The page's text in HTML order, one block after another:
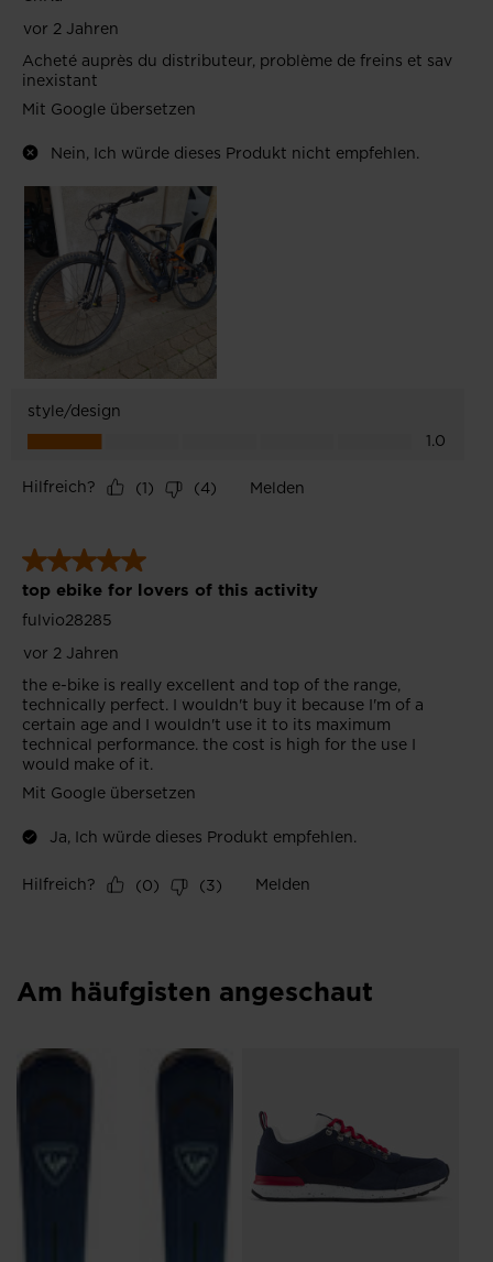
Am häufgisten angeschaut